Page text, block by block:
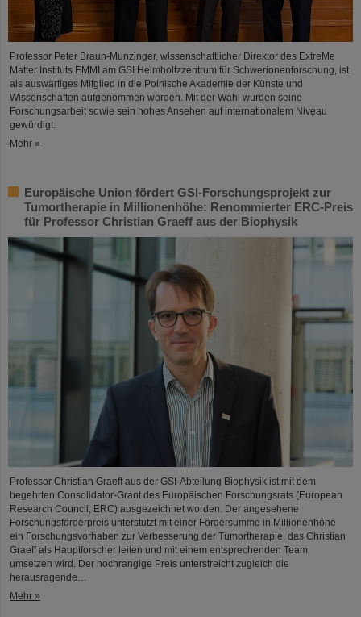
Professor Peter Braun-Munzinger, wissenschaftlicher Direktor des ExtreMe
Matter Instituts EMMI am GSI Helmholtzzentrum für Schwerionenforschung, ist
als auswärtiges Mitglied in die Polnische Akademie der Künste und
Wissenschaften aufgenommen worden. Mit der Wahl wurden seine
Forschungsarbeit sowie sein hohes Ansehen auf internationalem Niveau
gewürdigt.
Mehr »
Europäische Union fördert GSI-Forschungsprojekt zur
Tumortherapie in Millionenhöhe: Renommierter ERC-Preis
für Professor Christian Graeff aus der Biophysik
Professor Christian Graeff aus der GSI-Abteilung Biophysik ist mit dem
begehrten Consolidator-Grant des Europäischen Forschungsrats (European
Research Council, ERC) ausgezeichnet worden. Der angesehene
Forschungsförderpreis unterstützt mit einer Fördersumme in Millionenhöhe
ein Forschungsvorhaben zur Verbesserung der Tumortherapie, das Christian
Graeff als Hauptforscher leiten und mit einem entsprechenden Team
umsetzen wird. Der hochrangige Preis unterstreicht zugleich die
herausragende…
Mehr »